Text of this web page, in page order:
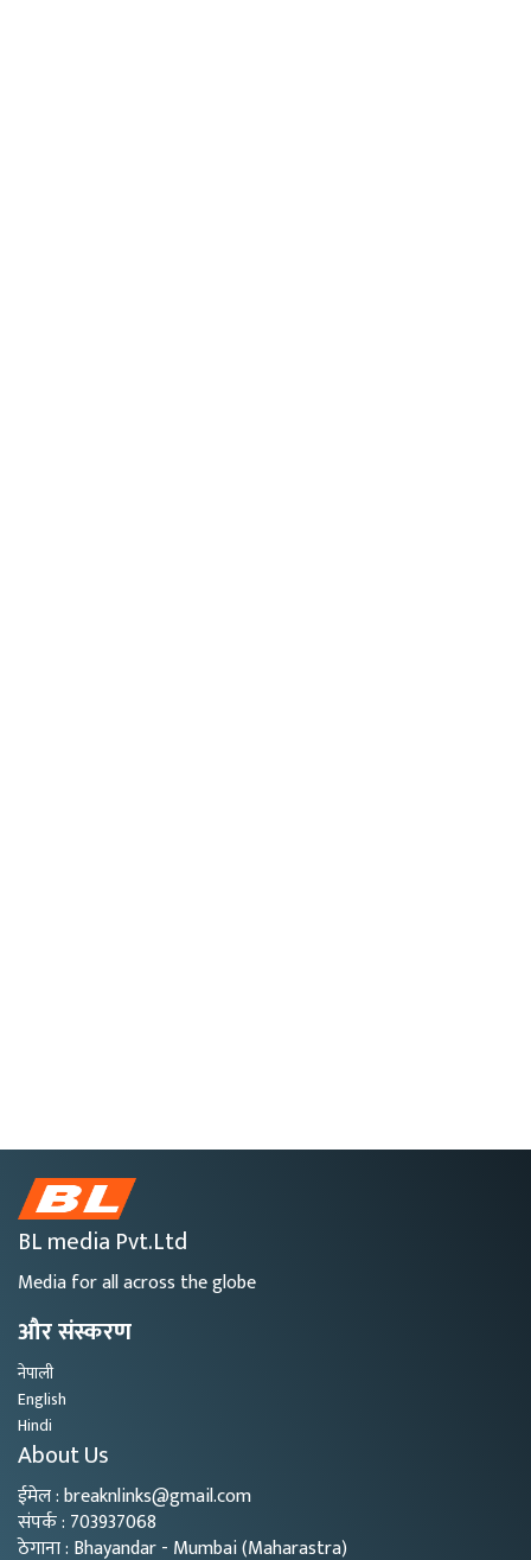
BL media Pvt.Ltd
Media for all across the globe
और संस्करण
नेपाली
English
Hindi
About Us
ईमेल : breaknlinks@gmail.com
संपर्क : 703937068
ठेगाना : Bhayandar - Mumbai (Maharastra)